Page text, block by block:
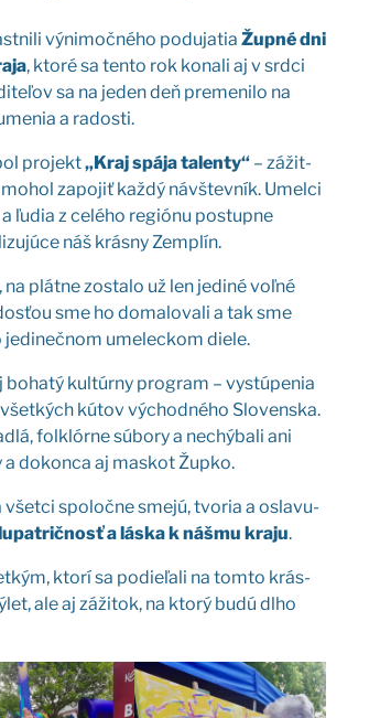
výni­moč­né­ho podu­ja­tia Žup­né dni
, kto­ré sa ten­to rok kona­li aj v srd­ci
sa na jeden deň pre­me­ni­lo na
a rados­ti.
pro­jekt„Kraj spá­ja talen­ty“ – zážit­
zapo­jiť kaž­dý náv­štev­ník. Umel­ci
ľudia z celé­ho regi­ó­nu postup­ne
náš krás­ny Zem­plín.
plát­ne zosta­lo už len jedi­né voľ­né
sme ho doma­lo­va­li a tak sme
ume­lec­kom die­le.
boha­tý kul­túr­ny prog­ram – vystú­pe­nia
kútov východ­né­ho Slo­ven­ska.
folk­lór­ne súbo­ry a nechý­ba­li ani
dokon­ca aj mas­kot Žup­ko.
všet­ci spo­loč­ne sme­jú, tvo­ria a osla­vu­
a lás­ka k náš­mu kra­ju.
kto­rí sa podie­ľa­li na tom­to krás­
ale aj záži­tok, na kto­rý budú dlho